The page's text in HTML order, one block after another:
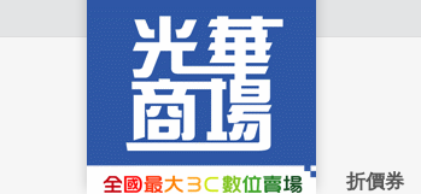
折價券